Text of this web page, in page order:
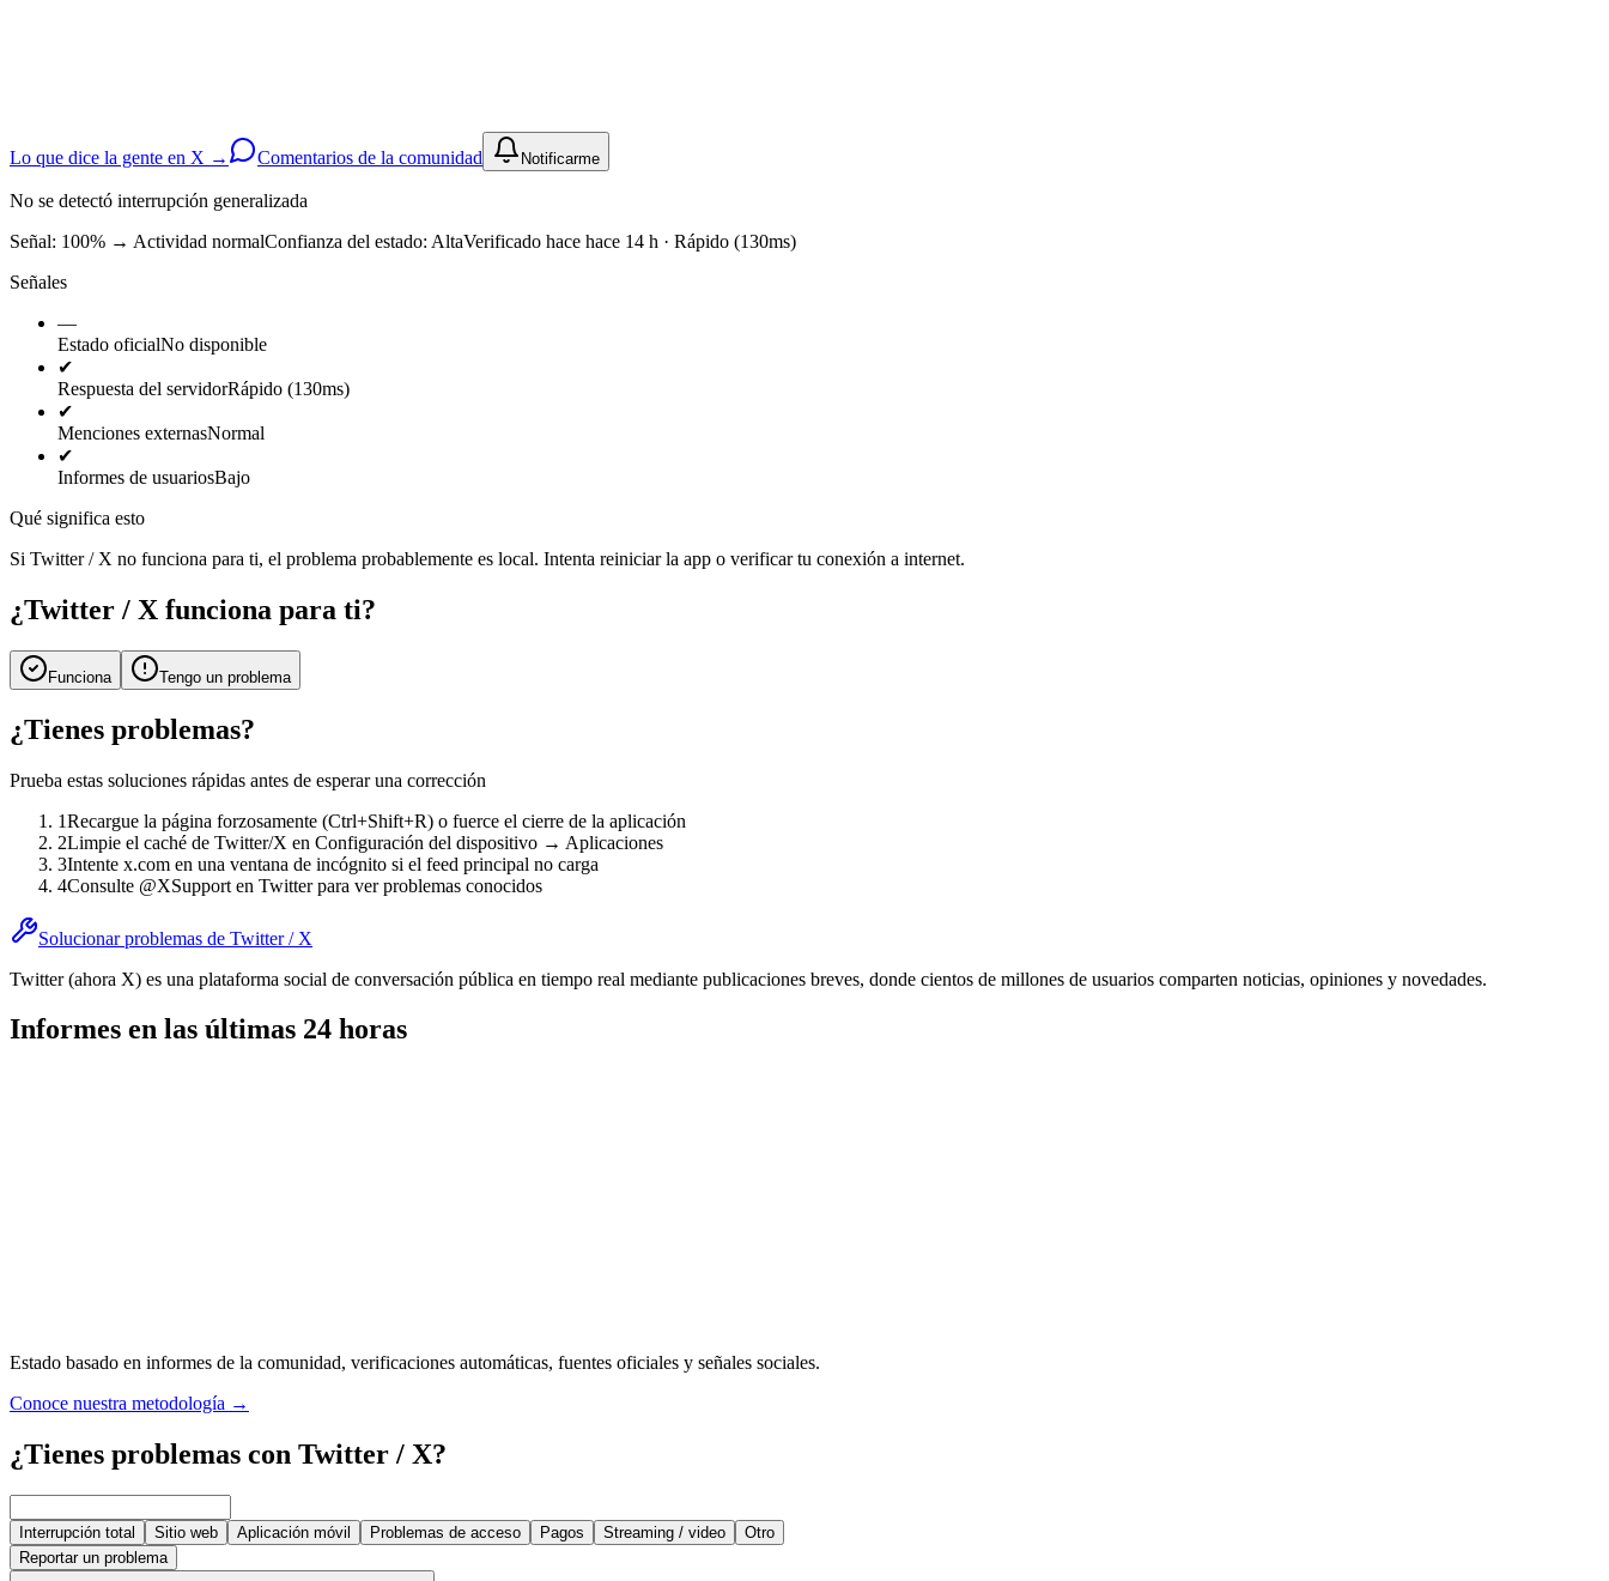
Lo que dice la gente en X → Comentarios de la comunidad Notificarme
No se detectó interrupción generalizada
Señal: 100% → Actividad normalConfianza del estado: AltaVerificado hace hace 14 h · Rápido (130ms)
Señales
—
Estado oficialNo disponible
✔
Respuesta del servidorRápido (130ms)
✔
Menciones externasNormal
✔
Informes de usuariosBajo
Qué significa esto
Si Twitter / X no funciona para ti, el problema probablemente es local. Intenta reiniciar la app o verificar tu conexión a internet.
¿Twitter / X funciona para ti?
Funciona Tengo un problema
¿Tienes problemas?
Prueba estas soluciones rápidas antes de esperar una corrección
1Recargue la página forzosamente (Ctrl+Shift+R) o fuerce el cierre de la aplicación
2Limpie el caché de Twitter/X en Configuración del dispositivo → Aplicaciones
3Intente x.com en una ventana de incógnito si el feed principal no carga
4Consulte @XSupport en Twitter para ver problemas conocidos
Solucionar problemas de Twitter / X
Twitter (ahora X) es una plataforma social de conversación pública en tiempo real mediante publicaciones breves, donde cientos de millones de usuarios comparten noticias, opiniones y novedades.
Informes en las últimas 24 horas
Estado basado en informes de la comunidad, verificaciones automáticas, fuentes oficiales y señales sociales.
Conoce nuestra metodología →
¿Tienes problemas con Twitter / X?
Interrupción total Sitio web Aplicación móvil Problemas de acceso Pagos Streaming / video
Otro
Reportar un problema